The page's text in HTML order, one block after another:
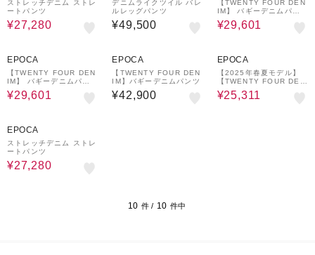
ストレッチデニム ストレ
ートパンツ
¥27,280
デニムライクツイル バレ
ルレッグパンツ
¥49,500
【TWENTY FOUR DEN
IM】 バギーデニムパン
ツ
¥29,601
EPOCA
【TWENTY FOUR DEN
IM】 バギーデニムパン
ツ
¥29,601
EPOCA
【TWENTY FOUR DEN
IM】バギーデニムパンツ
¥42,900
EPOCA
【2025年春夏モデル】
【TWENTY FOUR DEN
IM】 バギーデニムパン
ツ
¥25,311
EPOCA
ストレッチデニム ストレ
ートパンツ
¥27,280
10 件 / 10 件中